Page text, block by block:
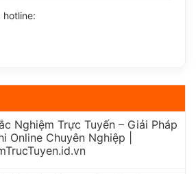
hotline:
Nghiệm Trực Tuyến – Giải Pháp
Online Chuyên Nghiệp |